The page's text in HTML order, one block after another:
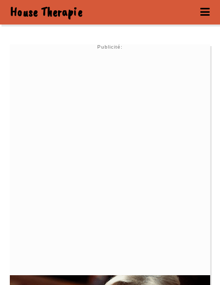
House Therapie
Publicité: